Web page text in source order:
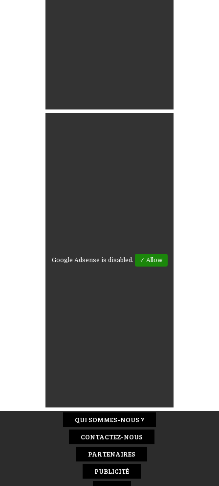
Google Adsense is disabled. ✓ Allow
QUI SOMMES-NOUS ?
CONTACTEZ-NOUS
PARTENAIRES
PUBLICITÉ